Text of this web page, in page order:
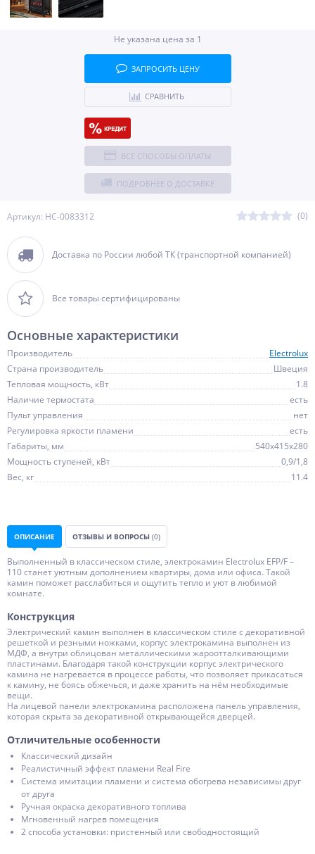
Артикул: НС-0083312 (0)
Доставка по России любой ТК (транспортной компанией)
Все товары сертифицированы
Не указана цена за 1
ЗАПРОСИТЬ ЦЕНУ
СРАВНИТЬ
ВСЕ СПОСОБЫ ОПЛАТЫ
ПОДРОБНЕЕ О ДОСТАВКЕ
Основные характеристики
Производитель
Electrolux
Страна производитель
Швеция
Тепловая мощность, кВт
1.8
Наличие термостата
есть
Пульт управления
нет
Регулировка яркости пламени
есть
Габариты, мм
540х415х280
Мощность ступеней, кВт
0,9/1,8
Вес, кг
11.4
ОПИСАНИЕ ОТЗЫВЫ И ВОПРОСЫ (0)
Выполненный в классическом стиле, электрокамин Electrolux EFP/F –
110 станет уютным дополнением квартиры, дома или офиса. Такой
камин поможет расслабиться и ощутить тепло и уют в любимой
комнате.
Конструкция
Электрический камин выполнен в классическом стиле с декоративной
решеткой и резными ножками, корпус электрокамина выполнен из
МДФ, а внутри облицован металлическими жароотталкивающими
пластинами. Благодаря такой конструкции корпус электрического
камина не нагревается в процессе работы, что позволяет прикасаться
к камину, не боясь обжечься, и даже хранить на нём необходимые
вещи.
На лицевой панели электрокамина расположена панель управления,
которая скрыта за декоративной открывающейся дверцей.
Отличительные особенности
Классический дизайн
Реалистичный эффект пламени Real Fire
Система имитации пламени и система обогрева независимы друг
от друга
Ручная окраска декоративного топлива
Мгновенный нагрев помещения
2 способа установки: пристенный или свободностоящий